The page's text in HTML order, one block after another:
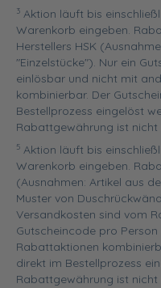
3 Aktion läuft bis
Warenkorb eingeben.
Herstellers HSK
"Einzelstücke"). Nur ein
einlösbar und nicht mit
kombinierbar. Der
Bestellprozess eingelöst
Rabattgewährung ist nicht
5 Aktion läuft bis
Warenkorb eingeben.
(Ausnahmen: Artikel aus
Muster von
Versandkosten sind vom
Gutscheincode pro
Rabattaktionen
direkt im Bestellprozess
Rabattgewährung ist nicht